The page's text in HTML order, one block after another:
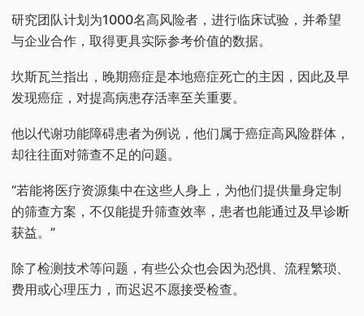
研究团队计划为1000名高风险者，进行临床试验，并希望
与企业合作，取得更具实际参考价值的数据。
坎斯瓦兰指出，晚期癌症是本地癌症死亡的主因，因此及早
发现癌症，对提高病患存活率至关重要。
他以代谢功能障碍患者为例说，他们属于癌症高风险群体，
却往往面对筛查不足的问题。
“若能将医疗资源集中在这些人身上，为他们提供量身定制
的筛查方案，不仅能提升筛查效率，患者也能通过及早诊断
获益。”
除了检测技术等问题，有些公众也会因为恐惧、流程繁琐、
费用或心理压力，而迟迟不愿接受检查。